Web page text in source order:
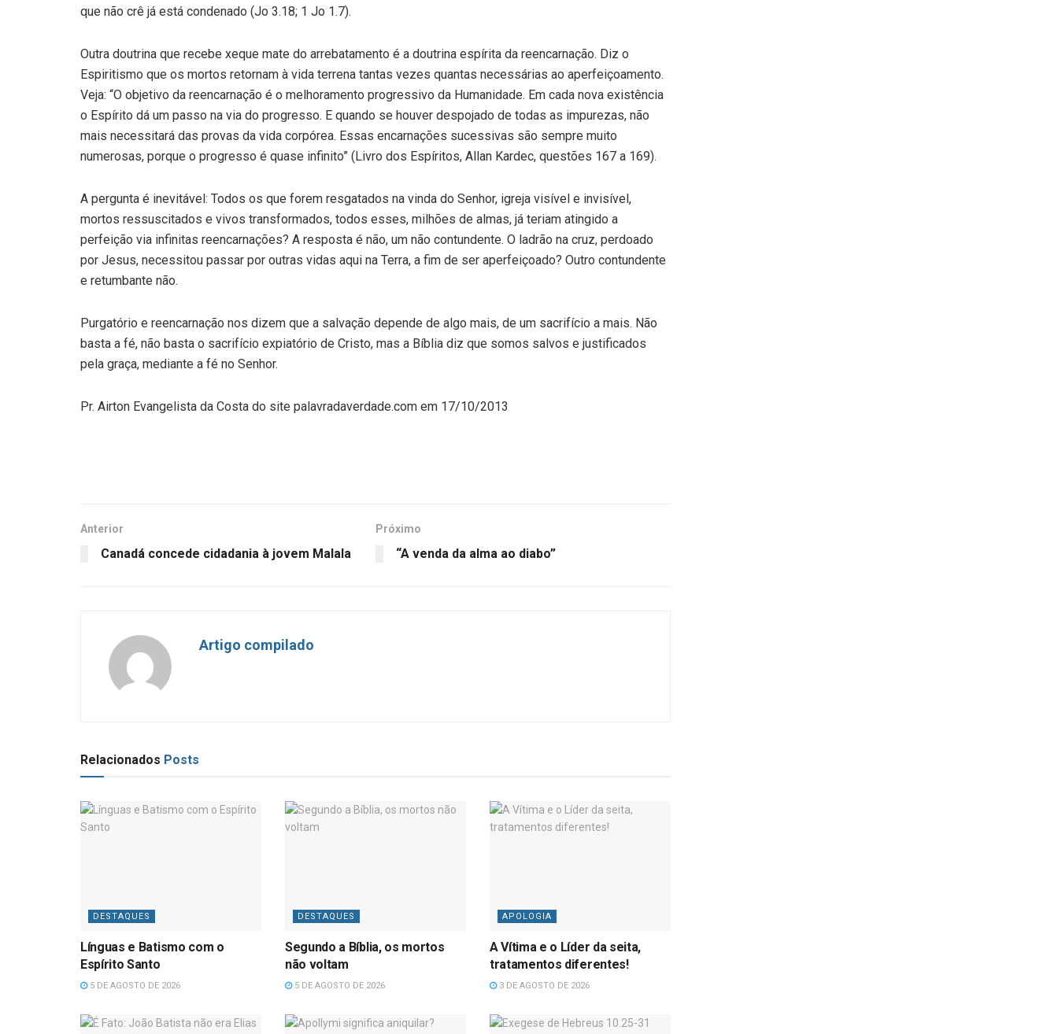
que não crê já está condenado (Jo 3.18; 1 Jo 1.7).
Outra doutrina que recebe xeque mate do arrebatamento é a doutrina espírita da reencarnação. Diz o
Espiritismo que os mortos retornam à vida terrena tantas vezes quantas necessárias ao aperfeiçoamento.
Veja: “O objetivo da reencarnação é o melhoramento progressivo da Humanidade. Em cada nova existência
o Espírito dá um passo na via do progresso. E quando se houver despojado de todas as impurezas, não
mais necessitará das provas da vida corpórea. Essas encarnações sucessivas são sempre muito
numerosas, porque o progresso é quase infinito” (Livro dos Espíritos, Allan Kardec, questões 167 a 169).
A pergunta é inevitável: Todos os que forem resgatados na vinda do Senhor, igreja visível e invisível,
mortos ressuscitados e vivos transformados, todos esses, milhões de almas, já teriam atingido a
perfeição via infinitas reencarnações? A resposta é não, um não contundente. O ladrão na cruz, perdoado
por Jesus, necessitou passar por outras vidas aqui na Terra, a fim de ser aperfeiçoado? Outro contundente
e retumbante não.
Purgatório e reencarnação nos dizem que a salvação depende de algo mais, de um sacrifício a mais. Não
basta a fé, não basta o sacrifício expiatório de Cristo, mas a Bíblia diz que somos salvos e justificados
pela graça, mediante a fé no Senhor.
Pr. Airton Evangelista da Costa do site palavradaverdade.com em 17/10/2013
Anterior
Canadá concede cidadania à jovem Malala
Próximo
“A venda da alma ao diabo”
Artigo compilado
Relacionados Posts
DESTAQUES
Línguas e Batismo com o
Espírito Santo
5 DE AGOSTO DE 2026
DESTAQUES
Segundo a Bíblia, os mortos
não voltam
5 DE AGOSTO DE 2026
APOLOGIA
A Vítima e o Líder da seita,
tratamentos diferentes!
3 DE AGOSTO DE 2026